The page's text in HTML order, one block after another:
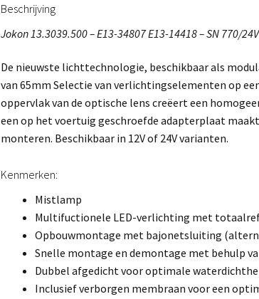
Beschrijving
Jokon 13.3039.500 – E13-34807 E13-14418 – SN 770/24V
De nieuwste lichttechnologie, beschikbaar als
van 65mm Selectie van verlichtingselementen op
oppervlak van de optische lens creëert een
een op het voertuig geschroefde adapterplaat
monteren. Beschikbaar in 12V of 24V varianten.
Kenmerken:
Mistlamp
Multifuctionele LED-verlichting met
Opbouwmontage met bajonetsluiting
Snelle montage en demontage met behulp
Dubbel afgedicht voor optimale
Inclusief verborgen membraan voor een